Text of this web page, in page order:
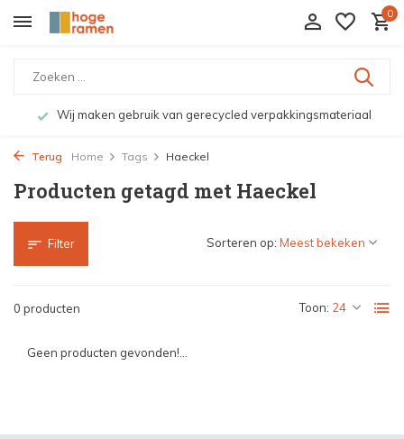
0
Wij maken gebruik van gerecycled verpakkingsmateriaal
Terug Home Tags Haeckel
Producten getagd met Haeckel
Filter
0 producten Toon:
Sorteren op:
Geen producten gevonden!...